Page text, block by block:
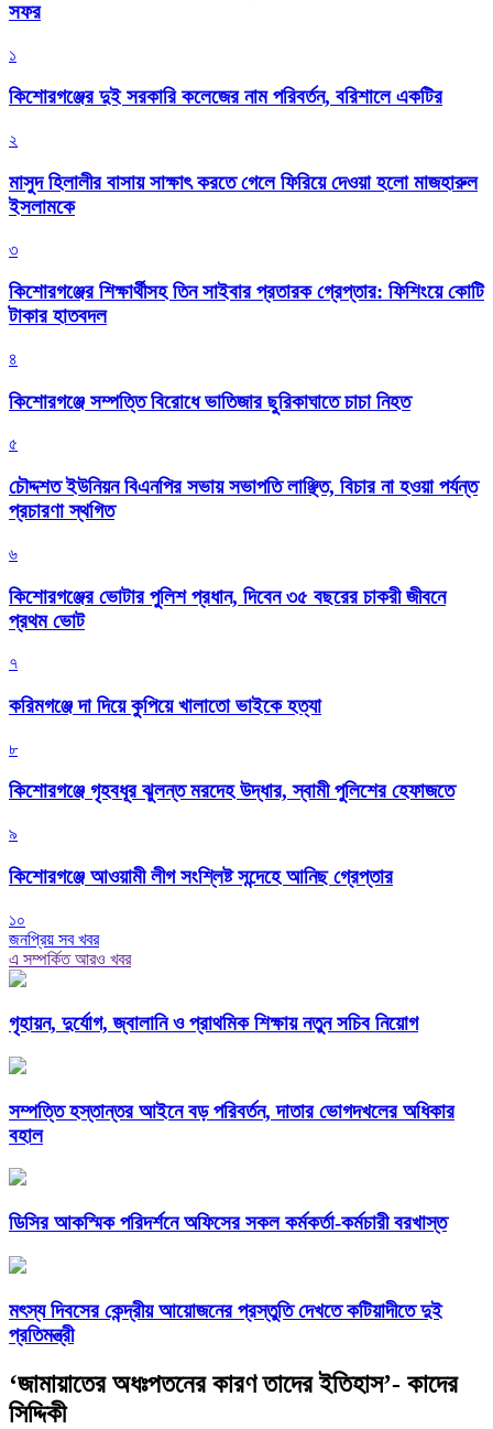
সফর
১
কিশোরগঞ্জের দুই সরকারি কলেজের নাম পরিবর্তন, বরিশালে একটির
২
মাসুদ হিলালীর বাসায় সাক্ষাৎ করতে গেলে ফিরিয়ে দেওয়া হলো মাজহারুল
ইসলামকে
৩
কিশোরগঞ্জের শিক্ষার্থীসহ তিন সাইবার প্রতারক গ্রেপ্তার: ফিশিংয়ে কোটি
টাকার হাতবদল
৪
কিশোরগঞ্জে সম্পত্তি বিরোধে ভাতিজার ছুরিকাঘাতে চাচা নিহত
৫
চৌদ্দশত ইউনিয়ন বিএনপির সভায় সভাপতি লাঞ্ছিত, বিচার না হওয়া পর্যন্ত
প্রচারণা স্থগিত
৬
কিশোরগঞ্জের ভোটার পুলিশ প্রধান, দিবেন ৩৫ বছরের চাকরী জীবনে
প্রথম ভোট
৭
করিমগঞ্জে দা দিয়ে কুপিয়ে খালাতো ভাইকে হত্যা
৮
কিশোরগঞ্জে গৃহবধূর ঝুলন্ত মরদেহ উদ্ধার, স্বামী পুলিশের হেফাজতে
৯
কিশোরগঞ্জে আওয়ামী লীগ সংশ্লিষ্ট সন্দেহে আনিছ গ্রেপ্তার
১০
জনপ্রিয় সব খবর
এ সম্পর্কিত আরও খবর
গৃহায়ন, দুর্যোগ, জ্বালানি ও প্রাথমিক শিক্ষায় নতুন সচিব নিয়োগ
সম্পত্তি হস্তান্তর আইনে বড় পরিবর্তন, দাতার ভোগদখলের অধিকার
বহাল
ডিসির আকস্মিক পরিদর্শনে অফিসের সকল কর্মকর্তা-কর্মচারী বরখাস্ত
মৎস্য দিবসের কেন্দ্রীয় আয়োজনের প্রস্তুতি দেখতে কটিয়াদীতে দুই
প্রতিমন্ত্রী
‘জামায়াতের অধঃপতনের কারণ তাদের ইতিহাস’- কাদের
সিদ্দিকী